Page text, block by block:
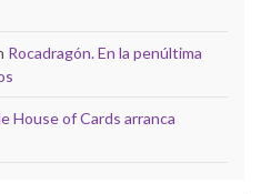
Rocadragón. En la penúltima
House of Cards arranca